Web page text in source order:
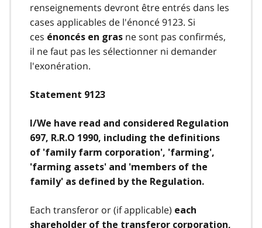
renseignements devront être entrés dans les
cases applicables de l'énoncé 9123. Si
ces énoncés en gras ne sont pas confirmés,
il ne faut pas les sélectionner ni demander
l'exonération.
Statement 9123
I/We have read and considered Regulation
697, R.R.O 1990, including the definitions
of 'family farm corporation', 'farming',
'farming assets' and 'members of the
family' as defined by the Regulation.
Each transferor or (if applicable) each
shareholder of the transferor corporation,